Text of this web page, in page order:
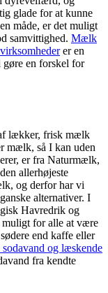
glade for at kunne
måde, er det muligt
samvittighed. Mælk
er en
gøre en forskel for
lækker, frisk mælk
mælk, så I kan uden
er fra Naturmælk,
allerhøjeste
og derfor har vi
alternativer. I
Havredrik og
for alle at være
end kaffe eller
og læskende
fra kendte